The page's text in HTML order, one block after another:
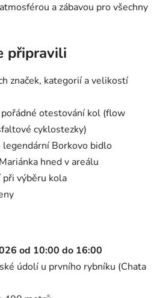
a zábavou pro všechny
připravili
značek, kategorií a velikostí
otestování kol (flow
cyklostezky)
legendární Borkovo bidlo
hned v areálu
výběru kola
od 10:00 do 16:00
údolí u prvního rybníku (Chata